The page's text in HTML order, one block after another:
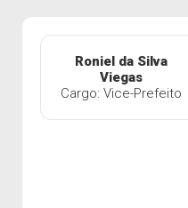
Roniel da Silva
Viegas
Cargo: Vice-Prefeito